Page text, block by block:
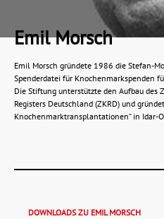
Emil Morsch
Emil Morsch gründete 1986 die Stefan-
Spenderdatei für Knochenmarkspenden
Die Stiftung unterstützte den Aufbau des
Registers Deutschland (ZKRD) und
Knochenmarktransplantationen“ in Idar-
DOWNLOADS ZU EMIL MORSCH